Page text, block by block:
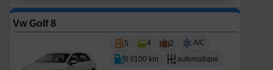
Vw Golf 8
5 4 2
A/C
6 l/100 km
automatique